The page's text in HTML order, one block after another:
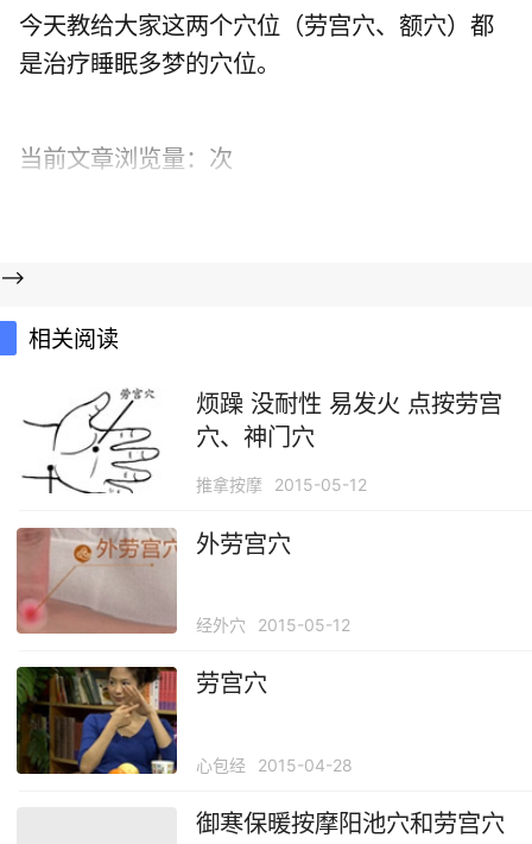
今天教给大家这两个穴位（劳宫穴、额穴）都
是治疗睡眠多梦的穴位。
当前文章浏览量： 次
-->
相关阅读
烦躁 没耐性 易发火 点按劳宫
穴、神门穴
推拿按摩 2015-05-12
外劳宫穴
经外穴 2015-05-12
劳宫穴
心包经 2015-04-28
御寒保暖按摩阳池穴和劳宫穴